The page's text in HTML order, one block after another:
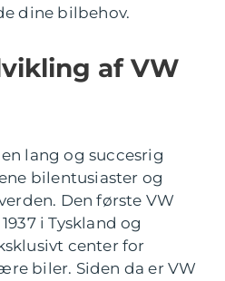
dine bilbehov.
af VW
lang og succesrig
bilentusiaster og
Den første VW
i Tyskland og
center for
biler. Siden da er VW